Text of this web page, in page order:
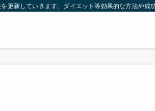
更新していきます。ダイエット等効果的な方法や